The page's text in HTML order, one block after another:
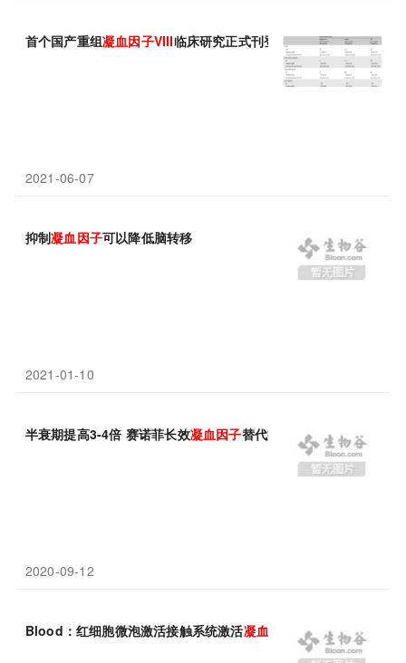
首个国产重组凝血因子VIII临床研究正式刊登于国际权威杂志《
2021-06-07
抑制凝血因子可以降低脑转移
2021-01-10
半衰期提高3-4倍 赛诺菲长效凝血因子替代疗法临床结果积极
2020-09-12
Blood：红细胞微泡激活接触系统激活凝血因子 IX的两条途径